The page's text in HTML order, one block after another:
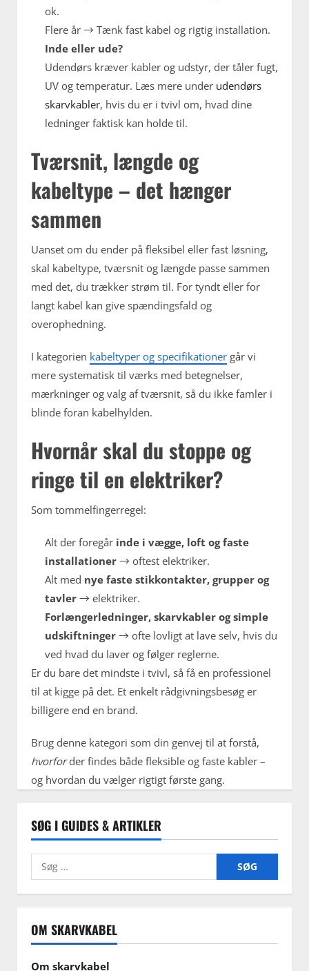
ok.
Flere år → Tænk fast kabel og rigtig installation.
Inde eller ude?
Udendørs kræver kabler og udstyr, der tåler fugt,
UV og temperatur. Læs mere under udendørs
skarvkabler, hvis du er i tvivl om, hvad dine
ledninger faktisk kan holde til.
Tværsnit, længde og
kabeltype – det hænger
sammen
Uanset om du ender på fleksibel eller fast løsning,
skal kabeltype, tværsnit og længde passe sammen
med det, du trækker strøm til. For tyndt eller for
langt kabel kan give spændingsfald og
overophedning.
I kategorien kabeltyper og specifikationer går vi
mere systematisk til værks med betegnelser,
mærkninger og valg af tværsnit, så du ikke famler i
blinde foran kabelhylden.
Hvornår skal du stoppe og
ringe til en elektriker?
Som tommelfingerregel:
Alt der foregår inde i vægge, loft og faste
installationer → oftest elektriker.
Alt med nye faste stikkontakter, grupper og
tavler → elektriker.
Forlængerledninger, skarvkabler og simple
udskiftninger → ofte lovligt at lave selv, hvis du
ved hvad du laver og følger reglerne.
Er du bare det mindste i tvivl, så få en professionel
til at kigge på det. Et enkelt rådgivningsbesøg er
billigere end en brand.
Brug denne kategori som din genvej til at forstå,
hvorforder findes både fleksible og faste kabler –
og hvordan du vælger rigtigt første gang.
SØG I GUIDES & ARTIKLER
Søg
efter:
OM SKARVKABEL
Om skarvkabel